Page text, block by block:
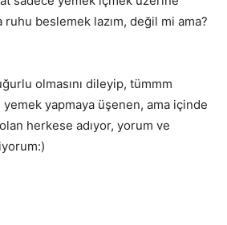
beslemek lazım, değil mi ama?
olmasını dileyip, tümmm
yapmaya üşenen, ama içinde
herkese adıyor, yorum ve